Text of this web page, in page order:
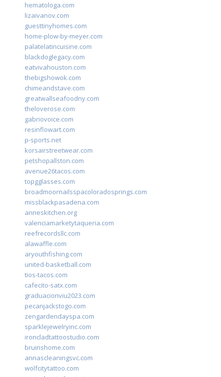
hematologa.com
lizaivanov.com
guesttinyhomes.com
home-plow-by-meyer.com
palatelatincuisine.com
blackdoglegacy.com
eatvivahouston.com
thebigshowok.com
chimeandstave.com
greatwallseafoodny.com
theloverose.com
gabriovoice.com
resinflowart.com
p-sports.net
korsairstreetwear.com
petshopallston.com
avenue26tacos.com
topgglasses.com
broadmoornailsspacoloradosprings.com
missblackpasadena.com
anneskitchen.org
valenciamarketytaqueria.com
reefrecordsllc.com
alawaffle.com
aryouthfishing.com
united-basketball.com
tios-tacos.com
cafecito-satx.com
graduacionviu2023.com
pecanjackstogo.com
zengardendayspa.com
sparklejewelryinc.com
ironcladtattoostudio.com
bruinshome.com
annascleaningsvc.com
wolfcitytattoo.com